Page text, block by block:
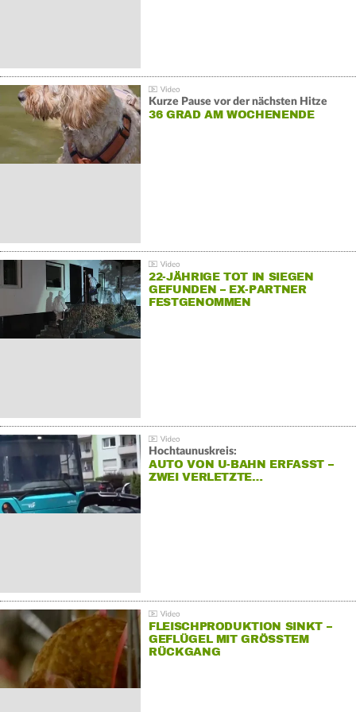
Kurze Pause vor der nächsten Hitze
36 GRAD AM WOCHENENDE
22-JÄHRIGE TOT IN SIEGEN
GEFUNDEN – EX-PARTNER
FESTGENOMMEN
Hochtaunuskreis:
AUTO VON U-BAHN ERFASST –
ZWEI VERLETZTE…
FLEISCHPRODUKTION SINKT –
GEFLÜGEL MIT GRÖSSTEM R
ÜCKGANG